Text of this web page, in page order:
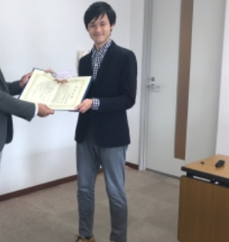
ナ
の
タ
イ
ム
ラ
ン】
|